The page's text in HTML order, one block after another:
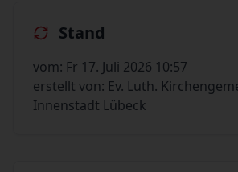
Stand
vom: Fr 17. Juli 2026 10:57
erstellt von: Ev. Luth.
Innenstadt Lübeck